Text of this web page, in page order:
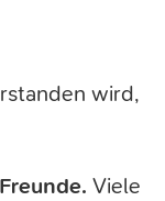
wird,
Viele